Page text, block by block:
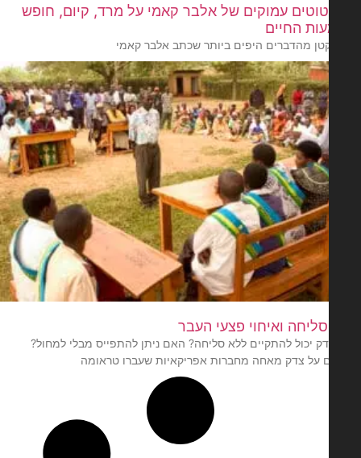
עמוקים של אלבר קאמי על מרד, קיום, חופש
החיים
מהדברים היפים ביותר שכתב אלבר קאמי
ואיחוי פצעי העבר
יכול להתקיים ללא סליחה? האם ניתן להתפייס מבלי למחול?
על צדק מאחה מחברות אפריקאיות שעברו טראומה